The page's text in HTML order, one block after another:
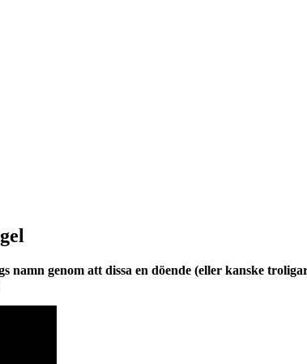
namn genom att dissa en döende (eller kanske